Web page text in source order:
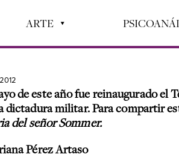
ARTE
de este año fue reinaugurado el
dictadura militar. Para compartir
del señor Sommer.
Pérez Artaso